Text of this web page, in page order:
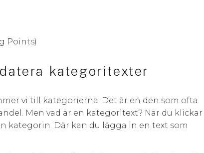
Points)
kategoritexter
vi till kategorierna. Det är en den som ofta
Men vad är en kategoritext? När du klickar
kategorin. Där kan du lägga in en text som